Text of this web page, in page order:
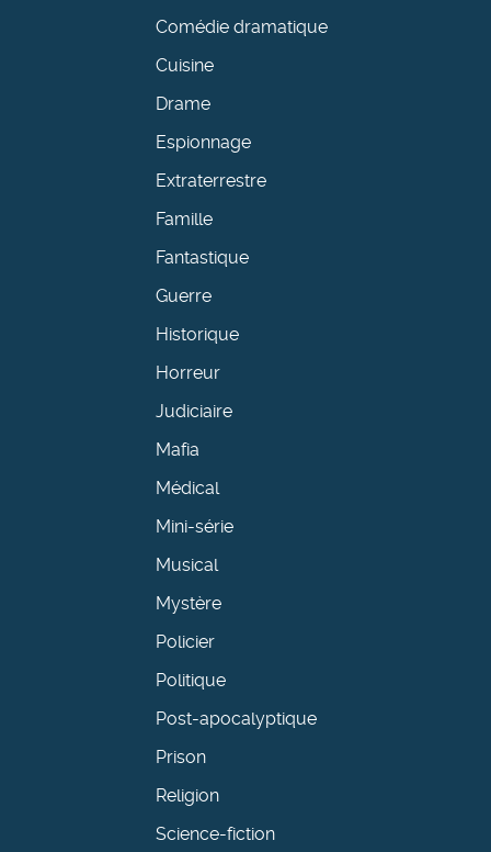
Comédie dramatique
Cuisine
Drame
Espionnage
Extraterrestre
Famille
Fantastique
Guerre
Historique
Horreur
Judiciaire
Mafia
Médical
Mini-série
Musical
Mystère
Policier
Politique
Post-apocalyptique
Prison
Religion
Science-fiction